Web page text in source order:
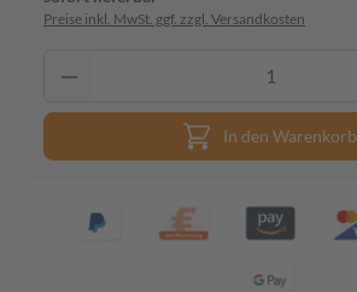
Preise inkl. MwSt. ggf. zzgl. Versandkosten
In den Warenkorb